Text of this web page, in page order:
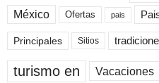
México Ofertas pais
Principales Sitios
turismo en Vacaciones